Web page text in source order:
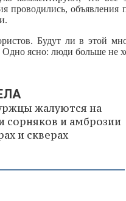
проводились,
Будут ли в этой
ясно: люди больше не
жалуются на
сорняков и амброзии
и скверах